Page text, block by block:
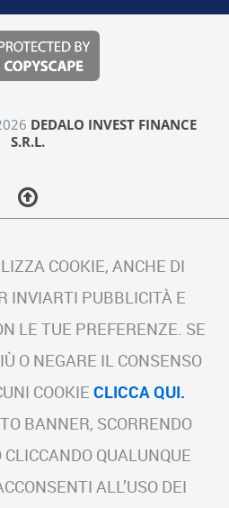
DEDALO INVEST FINANCE
S.R.L.
COOKIE, ANCHE DI
INVIARTI PUBBLICITÀ E
LE TUE PREFERENZE. SE
O NEGARE IL CONSENSO
COOKIE CLICCA QUI.
BANNER, SCORRENDO
QUALUNQUE
ALL’USO DEI